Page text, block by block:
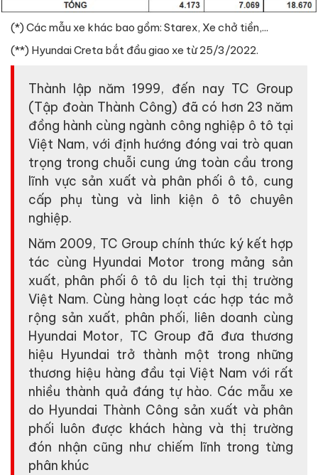
(*) Các mẫu xe khác bao gồm: Starex, Xe chở tiền,...
(**) Hyundai Creta bắt đầu giao xe từ 25/3/2022.
Thành lập năm 1999, đến nay TC Group
(Tập đoàn Thành Công) đã có hơn 23 năm
đồng hành cùng ngành công nghiệp ô tô tại
Việt Nam, với định hướng đóng vai trò quan
trọng trong chuỗi cung ứng toàn cầu trong
lĩnh vực sản xuất và phân phối ô tô, cung
cấp phụ tùng và linh kiện ô tô chuyên
nghiệp.
Năm 2009, TC Group chính thức ký kết hợp
tác cùng Hyundai Motor trong mảng sản
xuất, phân phối ô tô du lịch tại thị trường
Việt Nam. Cùng hàng loạt các hợp tác mở
rộng sản xuất, phân phối, liên doanh cùng
Hyundai Motor, TC Group đã đưa thương
hiệu Hyundai trở thành một trong những
thương hiệu hàng đầu tại Việt Nam với rất
nhiều thành quả đáng tự hào. Các mẫu xe
do Hyundai Thành Công sản xuất và phân
phối luôn được khách hàng và thị trường
đón nhận cũng như chiếm lĩnh trong từng
phân khúc